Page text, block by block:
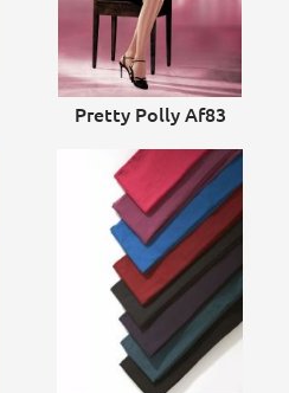
Pretty Polly Af83